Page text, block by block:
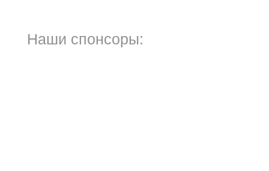
Наши спонсоры: